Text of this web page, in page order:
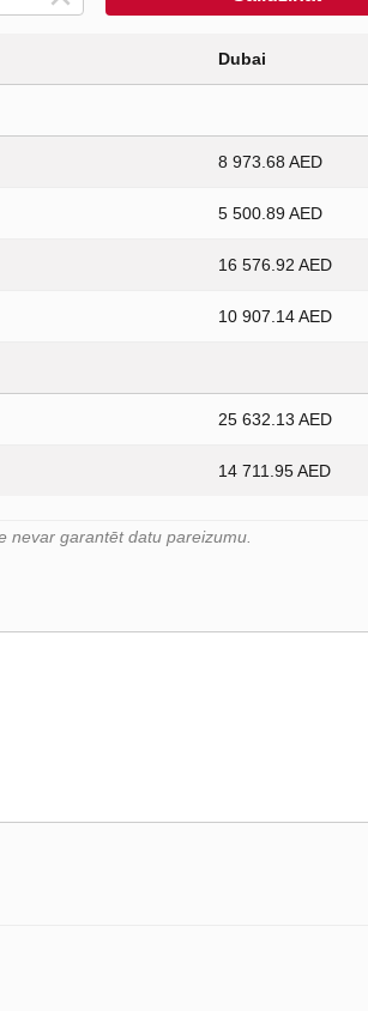
Dubai
8 973.68 AED
5 500.89 AED
16 576.92 AED
10 907.14 AED
25 632.13 AED
14 711.95 AED
nevar garantēt datu pareizumu.